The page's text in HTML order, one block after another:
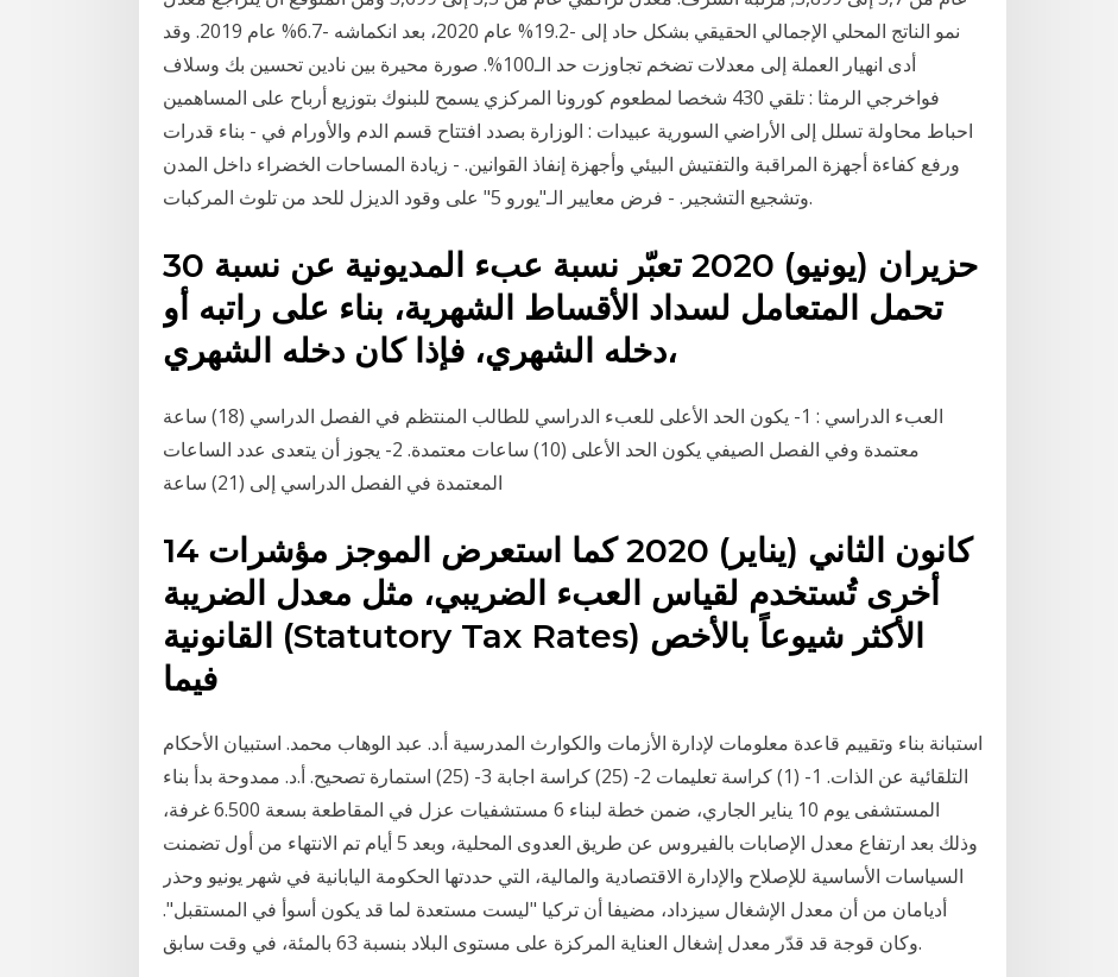
نمو الناتج المحلي الإجمالي الحقيقي بشكل حاد إلى -19.2% عام 2020، بعد انكماشه -6.7% عام 2019. وقد
أدى انهيار العملة إلى معدلات تضخم تجاوزت حد الـ100%. صورة محيرة بين نادين تحسين بك وسلاف
فواخرجي الرمثا : تلقي 430 شخصا لمطعوم كورونا المركزي يسمح للبنوك بتوزيع أرباح على المساهمين
احباط محاولة تسلل إلى الأراضي السورية عبيدات : الوزارة بصدد افتتاح قسم الدم والأورام في - بناء قدرات
ورفع كفاءة أجهزة المراقبة والتفتيش البيئي وأجهزة إنفاذ القوانين. - زيادة المساحات الخضراء داخل المدن
وتشجيع التشجير. - فرض معايير الـ"يورو 5" على وقود الديزل للحد من تلوث المركبات.
30 حزيران (يونيو) 2020 تعبّر نسبة عبء المديونية عن نسبة
تحمل المتعامل لسداد الأقساط الشهرية، بناء على راتبه أو
دخله الشهري، فإذا كان دخله الشهري،
العبء الدراسي : 1- يكون الحد الأعلى للعبء الدراسي للطالب المنتظم في الفصل الدراسي (18) ساعة
معتمدة وفي الفصل الصيفي يكون الحد الأعلى (10) ساعات معتمدة. 2- يجوز أن يتعدى عدد الساعات
المعتمدة في الفصل الدراسي إلى (21) ساعة
14 كانون الثاني (يناير) 2020 كما استعرض الموجز مؤشرات
أخرى تُستخدم لقياس العبء الضريبي، مثل معدل الضريبة
القانونية (Statutory Tax Rates) الأكثر شيوعاً بالأخص
استبانة بناء وتقييم قاعدة معلومات لإدارة الأزمات والكوارث المدرسية أ.د. عبد الوهاب محمد. استبيان الأحكام
التلقائية عن الذات. 1- (1) كراسة تعليمات 2- (25) كراسة اجابة 3- (25) استمارة تصحيح. أ.د. ممدوحة بدأ بناء
المستشفى يوم 10 يناير الجاري، ضمن خطة لبناء 6 مستشفيات عزل في المقاطعة بسعة 6.500 غرفة،
وذلك بعد ارتفاع معدل الإصابات بالفيروس عن طريق العدوى المحلية، وبعد 5 أيام تم الانتهاء من أول تضمنت
السياسات الأساسية للإصلاح والإدارة الاقتصادية والمالية، التي حددتها الحكومة اليابانية في شهر يونيو وحذر
أديامان من أن معدل الإشغال سيزداد، مضيفا أن تركيا "ليست مستعدة لما قد يكون أسوأ في المستقبل".
وكان قوجة قد قدّر معدل إشغال العناية المركزة على مستوى البلاد بنسبة 63 بالمئة، في وقت سابق.